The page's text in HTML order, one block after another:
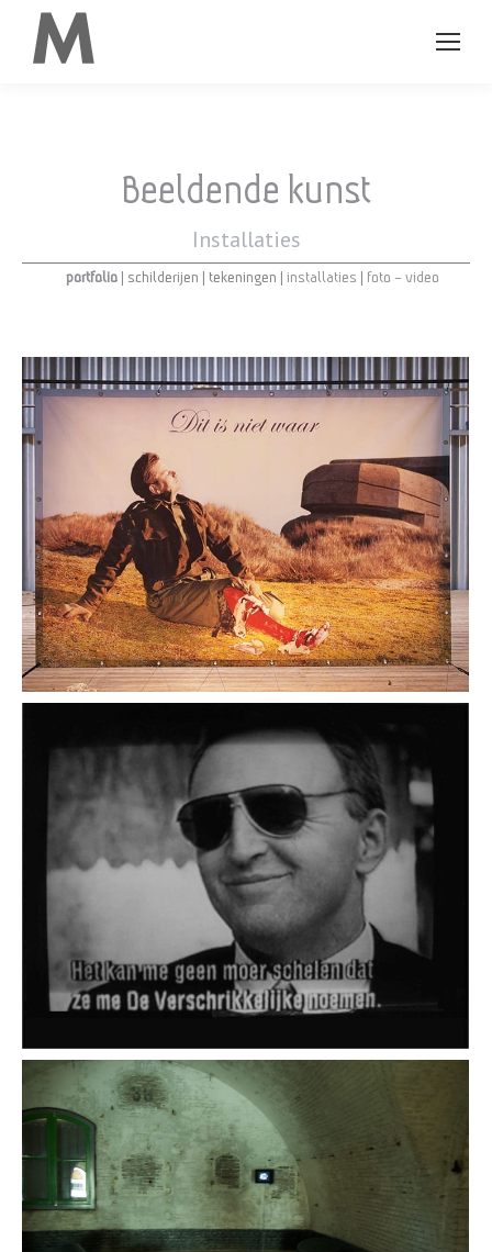
Beeldende kunst
Installaties
portfolio | schilderijen | tekeningen | installaties | foto – video